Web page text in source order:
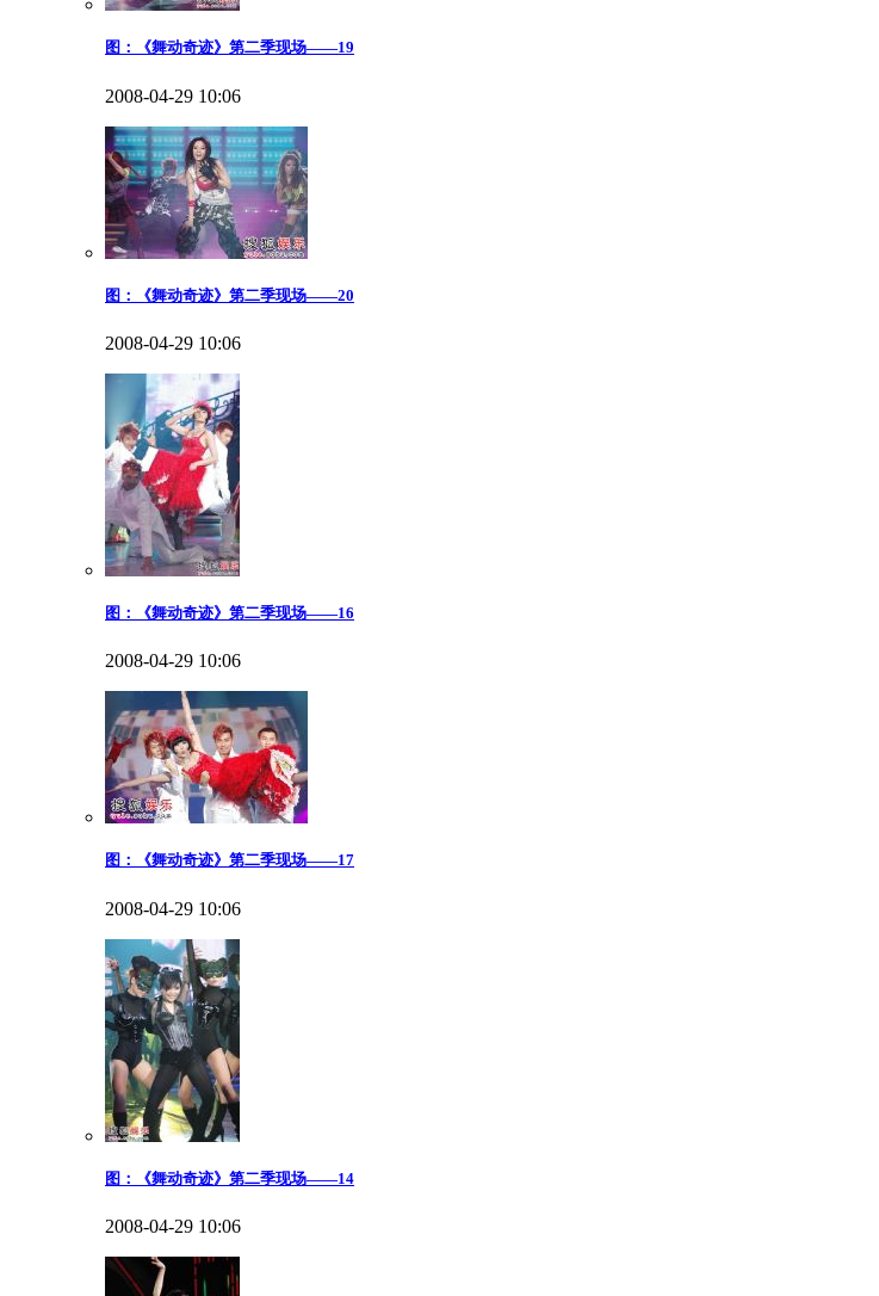
图：《舞动奇迹》第二季现场——19
2008-04-29 10:06
图：《舞动奇迹》第二季现场——20
2008-04-29 10:06
图：《舞动奇迹》第二季现场——16
2008-04-29 10:06
图：《舞动奇迹》第二季现场——17
2008-04-29 10:06
图：《舞动奇迹》第二季现场——14
2008-04-29 10:06